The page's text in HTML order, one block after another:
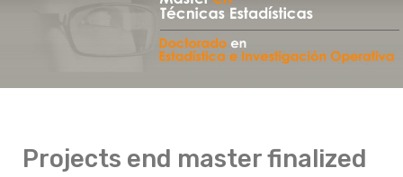
Projects end master finalized